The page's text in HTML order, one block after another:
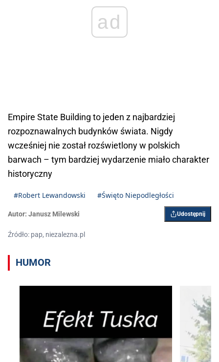
ad
Empire State Building to jeden z najbardziej
rozpoznawalnych budynków świata. Nigdy
wcześniej nie został rozświetlony w polskich
barwach – tym bardziej wydarzenie miało charakter
historyczny
#Robert Lewandowski #Święto Niepodległości
Autor: Janusz Milewski Udostępnij
Źródło: pap, niezalezna.pl
HUMOR